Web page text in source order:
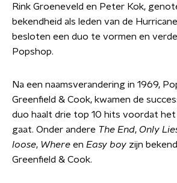
Rink Groeneveld en Peter Kok,
bekendheid als leden van de
besloten een duo te vormen en
Popshop.
Na een naamsverandering in 1969,
Greenfield & Cook, kwamen de
duo haalt drie top 10 hits voordat het
gaat. Onder andere The End, Only
loose, Where en Easy boy zijn
Greenfield & Cook.